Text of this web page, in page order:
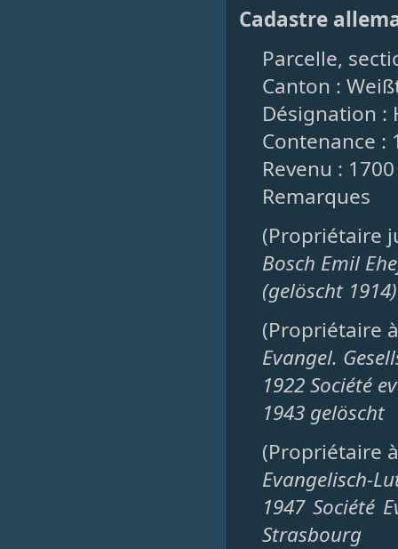
Cadastre
Parcelle,
Canton :
Désignation :
Contenance :
Revenu :
Remarques
(Propriétaire
Bosch Emil
(gelöscht 1914)
(Propriétaire
Evangel.
1922 Société
1943 gelöscht
(Propriétaire
Evangelisch-
1947 Société
Strasbourg